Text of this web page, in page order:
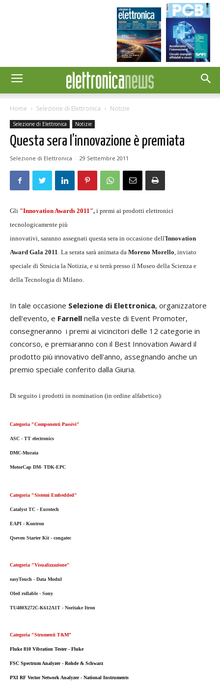
Home Selezione di Elettronica Notizie
Selezione di Elettronica Notizie
Questa sera l’innovazione è premiata
Selezione di Elettronica - 29 Settembre 2011
Gli "Innovation Awards 2011", i premi ai prodotti elettronici
tecnologicamente più
innovativi, saranno assegnati questa sera in occasione dell'Innovation
Award Gala 2011. La serata sarà animata da Moreno Morello, inviato
speciale di Strsicia la Notizia, e si terrà presso il Museo della Scienza e
della Tecnologia di Milano.
In tale occasione Selezione di Elettronica, organizzatore
dell'evento, e Farnell nella veste di Event Promoter,
consegneranno i premi ai vicincitori delle 12 categorie in
concorso, e premiaranno con il Best Innovation Award il
prodotto più innovativo dell'anno, assegnando anche un
premio speciale conferito dalla Giuria.
Di seguito i prodotti in nomination (in ordine alfabetico):
Categoria "Componenti Passivi"
ASC - TT electronics
DMC-Murata
MotorCap DM- TDK-EPC
Categoria "Sistemi Embedded"
Catalyst TC - Eurotech
EAPI - Kontron
Qseven Starter Kit - congatec
Categoria "Visualizzazione"
easyTouch - Data Modul
Oled rollable - Sony
TU480X272C-K612A1T - Noritake Itron
Categoria "Strumenti T&M”
Fluke 810 Vibration Tester - Fluke
FSC Spectrum Analyzer - Rohde & Schwarz
PXI RF Vector Network Analyzer - National Instruments